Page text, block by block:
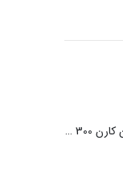
پودر گین آپ کودکان کارن 300 گرم